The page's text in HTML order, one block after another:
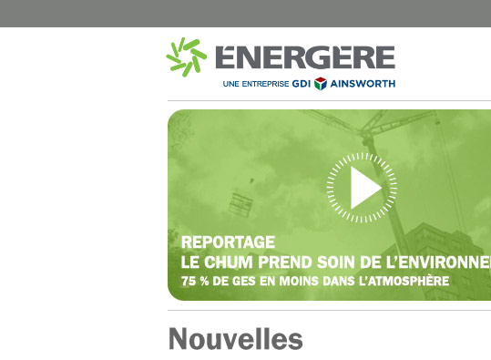
MUNICIPAL
Montréal – Éclairage de rue
Disraeli – Éclairage de rue
Mont-Joli – Éclairage de rue
B-Chatham – Éclairage de rue
Shawinigan – Éclairage de rue
Blainville – Éclairage de rue
Blainville – Bâtiments
Complexes Sportifs Terrebonne
SANTÉ
CISSS Montérégie-Ouest
Institut Philippe-Pinel
Hôpital Marie-Clarac
CISSS du Bas-Saint-Laurent
CISSS de Chaudière-Appalaches
CHUM Hôpital Notre-Dame
CIUSSS de l’Est-de-l’Île-de-Montréal
CISSS de Lanaudière
CIUSSS Mauricie-et-du-Centre-du-
Québec (Trois-Rivières)